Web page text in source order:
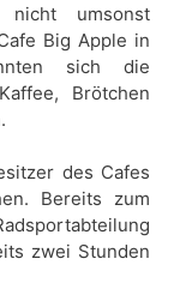
umsonst
Big Apple in
sich die
Brötchen
des Cafes
Bereits zum
zwei Stunden